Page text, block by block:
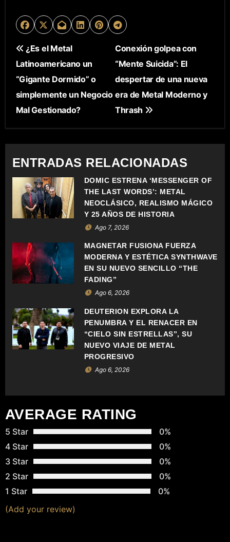
N
A
V
E
G
A
C
I
Ó
N
D
E
E
N
T
D
A
S
¿Es el Metal
Latinoamericano un
“Gigante Dormido” o
simplemente un Negocio
Mal Gestionado?
Conexión golpea con
“Mente Suicida”: El
despertar de una nueva
era de Metal Moderno y
Thrash
ENTRADAS RELACIONADAS
DOMIC ESTRENA ‘MESSENGER OF
THE LAST WORDS’: METAL
NEOCLÁSICO, REALISMO MÁGICO
Y 25 AÑOS DE HISTORIA
Ago 7, 2026
MAGNETAR FUSIONA FUERZA
MODERNA Y ESTÉTICA SYNTHWAVE
EN SU NUEVO SENCILLO “THE
FADING”
Ago 6, 2026
DEUTERION EXPLORA LA
PENUMBRA Y EL RENACER EN
“CIELO SIN ESTRELLAS”, SU
NUEVO VIAJE DE METAL
PROGRESIVO
Ago 6, 2026
AVERAGE RATING
5 Star
0%
4 Star
0%
3 Star
0%
2 Star
0%
1 Star
0%
(Add your review)